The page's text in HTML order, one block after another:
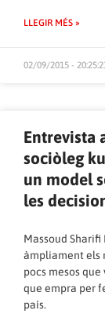
LLEGIR MÉS »
02/09/2015 -
Entrevista
sociòleg
un model
les
Massoud
àmpliament els
pocs mesos
que empra per
país.